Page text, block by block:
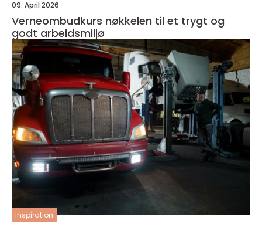
09. April 2026
Verneombudkurs nøkkelen til et trygt og
godt arbeidsmiljø
inspiration